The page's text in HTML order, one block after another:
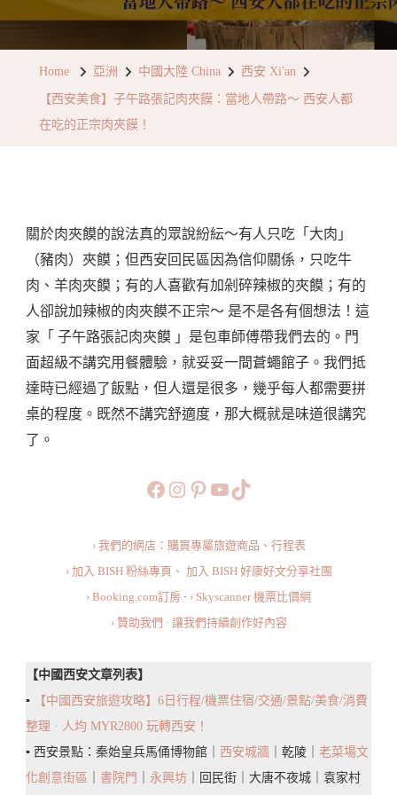
【西
安
肉
夾
饃：
當
地
帶
路
安
都
在
吃
的
肉
饃！
Home 亞洲 中國大陸 China 西安 Xi'an
【西安美食】子午路張記肉夾饃：當地人帶路～ 西安人都
在吃的正宗肉夾饃！
關於肉夾饃的說法真的眾說紛紜～有人只吃「大肉」
（豬肉）夾饃；但西安回民區因為信仰關係，只吃牛
肉、羊肉夾饃；有的人喜歡有加剁碎辣椒的夾饃；有的
人卻說加辣椒的肉夾饃不正宗～ 是不是各有個想法！這
家「 子午路張記肉夾饃 」是包車師傅帶我們去的。門
面超級不講究用餐體驗，就妥妥一間蒼蠅館子。我們抵
達時已經過了飯點，但人還是很多，幾乎每人都需要拼
桌的程度。既然不講究舒適度，那大概就是味道很講究
了。
https://www.facebook.com/
https://
https://
旅行美食小短片TikTok
› 我們的網店：購買專屬旅遊商品、行程表
› 加入 BISH 粉絲專頁、 加入 BISH 好康好文分享社團
› Booking.com訂房 · › Skyscanner 機票比價網
› 贊助我們 · 讓我們持續創作好內容
【中國西安文章列表】
▪️
【中國西安旅遊攻略】6日行程/機票住宿/交通/景點/美食/消費
整理 · 人均 MYR2800 玩轉西安！
▪️ 西安景點：秦始皇兵馬俑博物館｜ 西安城牆 ｜乾陵｜ 老菜場文
化創意街區
書院門 永興坊 ｜回民街｜大唐不夜城｜袁家村